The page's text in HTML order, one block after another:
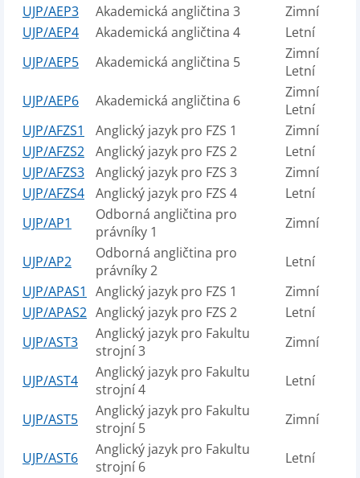
UJP/AEP3
Akademická angličtina 3
Zimní
UJP/AEP4
Akademická angličtina 4
Letní
UJP/AEP5
Akademická angličtina 5
Zimní
Letní
UJP/AEP6
Akademická angličtina 6
Zimní
Letní
UJP/AFZS1
Anglický jazyk pro FZS 1
Zimní
UJP/AFZS2
Anglický jazyk pro FZS 2
Letní
UJP/AFZS3
Anglický jazyk pro FZS 3
Zimní
UJP/AFZS4
Anglický jazyk pro FZS 4
Letní
UJP/AP1
Odborná angličtina pro
právníky 1
Zimní
UJP/AP2
Odborná angličtina pro
právníky 2
Letní
UJP/APAS1
Anglický jazyk pro FZS 1
Zimní
UJP/APAS2 Anglický jazyk pro FZS 2
Letní
UJP/AST3
Anglický jazyk pro Fakultu
strojní 3
Zimní
UJP/AST4
Anglický jazyk pro Fakultu
strojní 4
Letní
UJP/AST5
Anglický jazyk pro Fakultu
strojní 5
Zimní
UJP/AST6
Anglický jazyk pro Fakultu
strojní 6
Letní